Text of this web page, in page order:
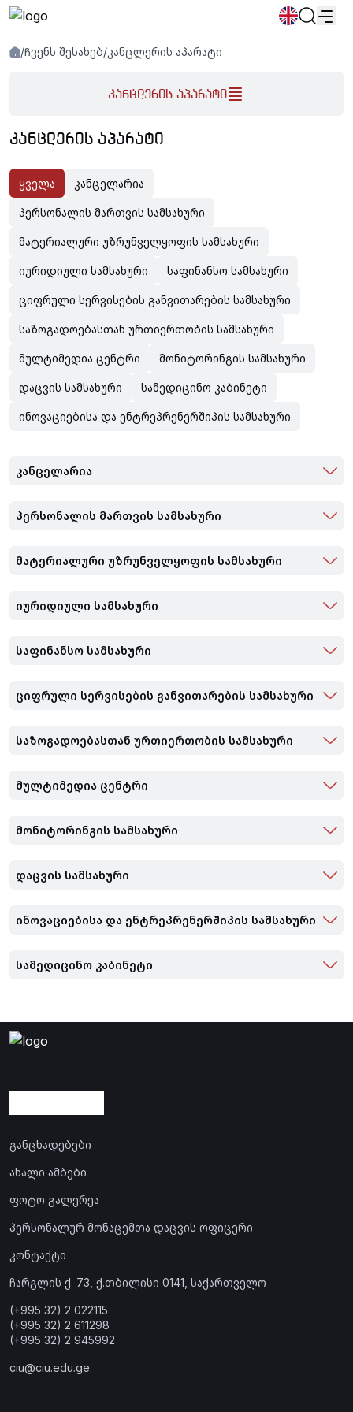
Ადამიანური რესურსებისწიგნის მაღაზია
/Ჩვენს შესახებ/კანცლერის აპარატი
კანცლერის აპარატი
ᲙᲐᲜᲪᲚᲔᲠᲘᲡ ᲐᲞᲐᲠᲐᲢᲘ
ყველა კანცელარია
პერსონალის მართვის სამსახური
მატერიალური უზრუნველყოფის სამსახური
იურიდიული სამსახური საფინანსო სამსახური
ციფრული სერვისების განვითარების სამსახური
საზოგადოებასთან ურთიერთობის სამსახური
მულტიმედია ცენტრი მონიტორინგის სამსახური
დაცვის სამსახური სამედიცინო კაბინეტი
ინოვაციებისა და ენტრეპრენერშიპის სამსახური
კანცელარია
პერსონალის მართვის სამსახური
მატერიალური უზრუნველყოფის სამსახური
იურიდიული სამსახური
საფინანსო სამსახური
ციფრული სერვისების განვითარების სამსახური
საზოგადოებასთან ურთიერთობის სამსახური
მულტიმედია ცენტრი
მონიტორინგის სამსახური
დაცვის სამსახური
ინოვაციებისა და ენტრეპრენერშიპის სამსახური
სამედიცინო კაბინეტი
განცხადებები
ახალი ამბები
ფოტო გალერეა
პერსონალურ მონაცემთა დაცვის ოფიცერი
კონტაქტი
ჩარგლის ქ. 73, ქ.თბილისი 0141, საქართველო
(+995 32) 2 022115
(+995 32) 2 611298
(+995 32) 2 945992
ciu@ciu.edu.ge
Კანცლერის აპარატი